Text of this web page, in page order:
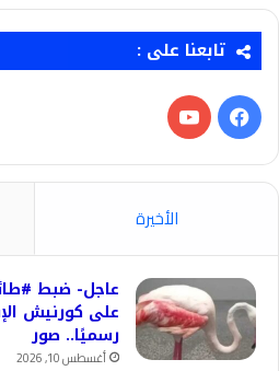
تابعنا على :
فيسبوك‫YouTube
الأخيرة
عاجل- ضبط
على كورنيش
رسميًا.. صور
أغسطس 10, 2026